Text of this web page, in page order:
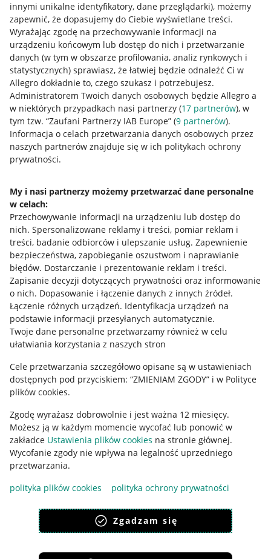
innymi unikalne identyfikatory, dane przeglądarki), możemy
zapewnić, że dopasujemy do Ciebie wyświetlane treści.
Wyrażając zgodę na przechowywanie informacji na
urządzeniu końcowym lub dostęp do nich i przetwarzanie
danych (w tym w obszarze profilowania, analiz rynkowych i
statystycznych) sprawiasz, że łatwiej będzie odnaleźć Ci w
Allegro dokładnie to, czego szukasz i potrzebujesz.
Administratorem Twoich danych osobowych będzie Allegro a
w niektórych przypadkach nasi partnerzy (17 partnerów), w
tym tzw. “Zaufani Partnerzy IAB Europe” (9 partnerów).
Informacja o celach przetwarzania danych osobowych przez
naszych partnerów znajduje się w ich politykach ochrony
prywatności.
My i nasi partnerzy możemy przetwarzać dane personalne
w celach:
Przechowywanie informacji na urządzeniu lub dostęp do
nich. Spersonalizowane reklamy i treści, pomiar reklam i
treści, badanie odbiorców i ulepszanie usług. Zapewnienie
bezpieczeństwa, zapobieganie oszustwom i naprawianie
błędów. Dostarczanie i prezentowanie reklam i treści.
Zapisanie decyzji dotyczących prywatności oraz informowanie
o nich. Dopasowanie i łączenie danych z innych źródeł.
Łączenie różnych urządzeń. Identyfikacja urządzeń na
podstawie informacji przesyłanych automatycznie.
Twoje dane personalne przetwarzamy również w celu
ułatwiania korzystania z naszych stron
Cele przetwarzania szczegółowo opisane są w ustawieniach
dostępnych pod przyciskiem: “ZMIENIAM ZGODY” i w Polityce
plików cookies.
Zgodę wyrażasz dobrowolnie i jest ważna 12 miesięcy.
Możesz ją w każdym momencie wycofać lub ponowić w
zakładce Ustawienia plików cookies na stronie głównej.
Wycofanie zgody nie wpływa na legalność uprzedniego
przetwarzania.
polityka plików cookies
polityka ochrony prywatności
Zgadzam się
Przydatne informacje
Jak to działa
Allegro Gadane dla sprzedających
Allegro Gadane dla kupujących
Mapa miejscowości
Informacje prawne
Regulamin
Polityka plików "cookies"
Ustawienia plików "cookies"
Udostępnianie lokalizacji
Informacje dla Aktu o Usługach Cyfrowych
Pobierz aplikację